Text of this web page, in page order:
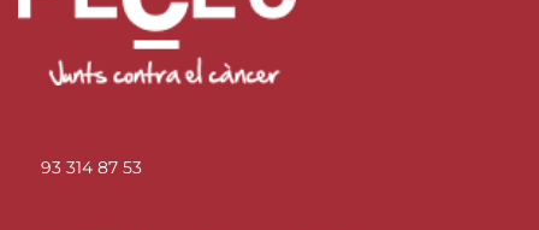
93 314 87 53